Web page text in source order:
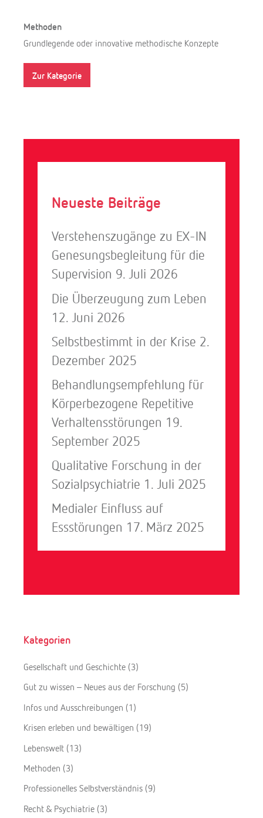
Methoden
Grundlegende oder innovative methodische Konzepte
Zur Kategorie
Neueste Beiträge
Verstehenszugänge zu EX-IN
Genesungsbegleitung für die
Supervision 9. Juli 2026
Die Überzeugung zum Leben
12. Juni 2026
Selbstbestimmt in der Krise 2.
Dezember 2025
Behandlungsempfehlung für
Körperbezogene Repetitive
Verhaltensstörungen 19.
September 2025
Qualitative Forschung in der
Sozialpsychiatrie 1. Juli 2025
Medialer Einfluss auf
Essstörungen 17. März 2025
Kategorien
Gesellschaft und Geschichte (3)
Gut zu wissen – Neues aus der Forschung (5)
Infos und Ausschreibungen (1)
Krisen erleben und bewältigen (19)
Lebenswelt (13)
Methoden (3)
Professionelles Selbstverständnis (9)
Recht & Psychiatrie (3)